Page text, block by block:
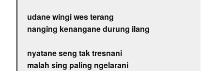
udane wingi wes terang
nanging kenangane durung ilang
nyatane seng tak tresnani
malah sing paling ngelarani